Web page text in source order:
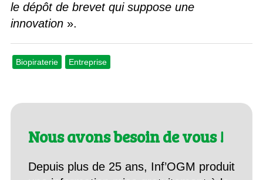
le dépôt de brevet qui suppose une
innovation».
Biopiraterie Entreprise
Nous avons besoin de vous !
Depuis plus de 25 ans, Inf’OGM produit